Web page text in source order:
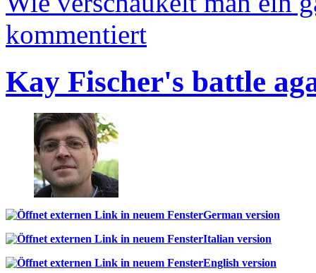
kommentiert
Kay Fischer's battle
German version
Italian version
English version